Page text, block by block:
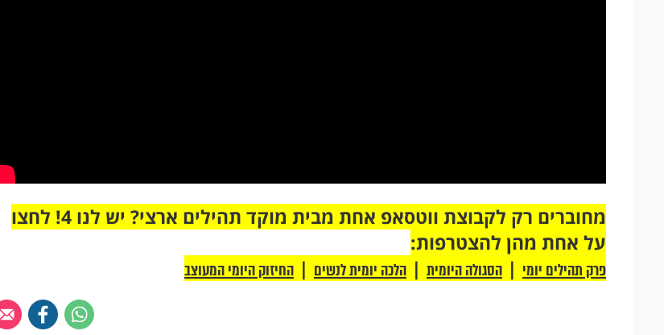
מחוברים רק לקבוצת ווטסאפ אחת מבית מוקד תהילים ארצי? יש לנו 4! לחצו
על אחת מהן להצטרפות:
פרק תהילים יומי | הסגולה היומית | הלכה יומית לנשים | החיזוק היומי המעוצב